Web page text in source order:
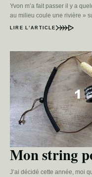
Yvon m’a fait passer il y a
au milieu coule une rivière »
LIRE L’ARTICLE
Mon string
J’ai décidé cette année, moi